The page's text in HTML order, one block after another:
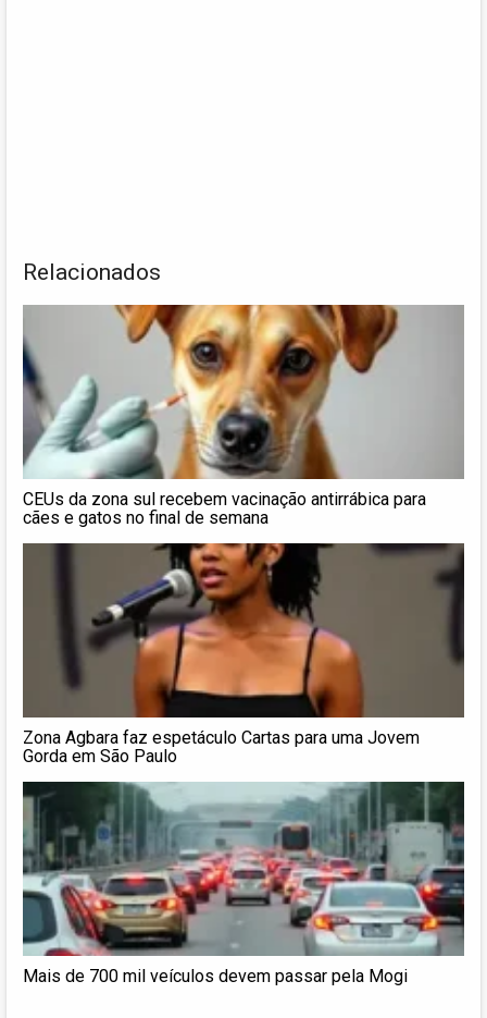
Relacionados
CEUs da zona sul recebem vacinação antirrábica para
cães e gatos no final de semana
Zona Agbara faz espetáculo Cartas para uma Jovem
Gorda em São Paulo
Mais de 700 mil veículos devem passar pela Mogi